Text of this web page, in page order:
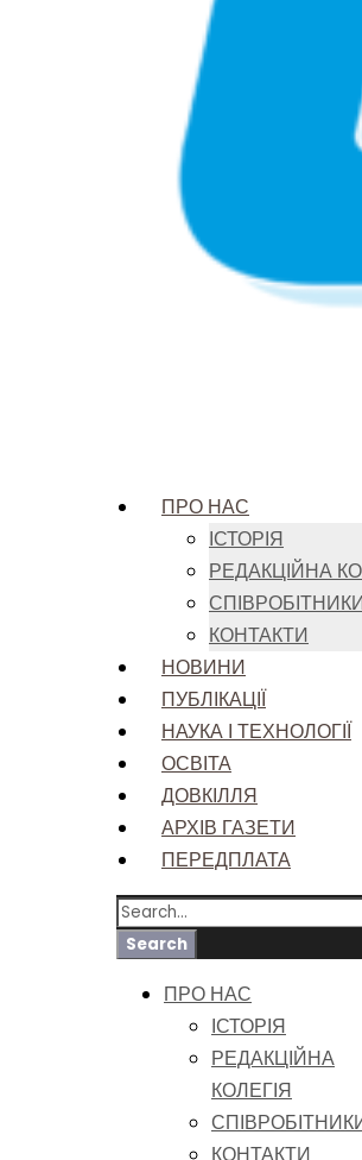
ПРО НАС
ІСТОРІЯ
РЕДАКЦІЙНА
КОНТАКТИ
НОВИНИ
ПУБЛІКАЦІЇ
НАУКА І ТЕХНОЛОГІЇ
ОСВІТА
ДОВКІЛЛЯ
АРХІВ ГАЗЕТИ
ПЕРЕДПЛАТА
ПРО НАС
ІСТОРІЯ
РЕДАКЦІЙНА
КОЛЕГІЯ